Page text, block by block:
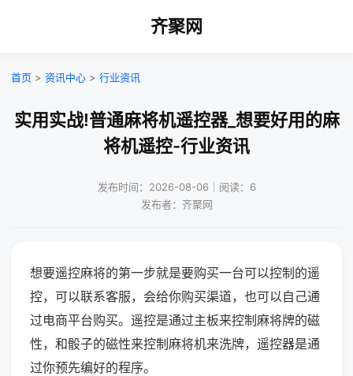
齐聚网
首页 > 资讯中心 > 行业资讯
实用实战!普通麻将机遥控器_想要好用的麻
将机遥控-行业资讯
发布时间：2026-08-06｜阅读：6
发布者：齐聚网
想要遥控麻将的第一步就是要购买一台可以控制的遥
控，可以联系客服，会给你购买渠道，也可以自己通
过电商平台购买。遥控是通过主板来控制麻将牌的磁
性，和骰子的磁性来控制麻将机来洗牌，遥控器是通
过你预先编好的程序。